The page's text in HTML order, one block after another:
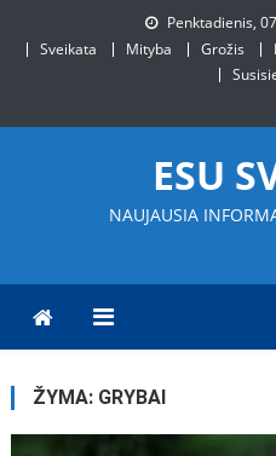
Penktadienis,
Sveikata
Mityba Grožis
ESU
NAUJAUSIA
ŽYMA: GRYBAI